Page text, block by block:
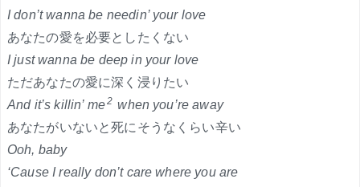
I don’t wanna be needin’ your love
あなたの愛を必要としたくない
I just wanna be deep in your love
ただあなたの愛に深く浸りたい
And it’s killin’ me2 when you’re away
あなたがいないと死にそうなくらい辛い
Ooh, baby
‘Cause I really don’t care where you are